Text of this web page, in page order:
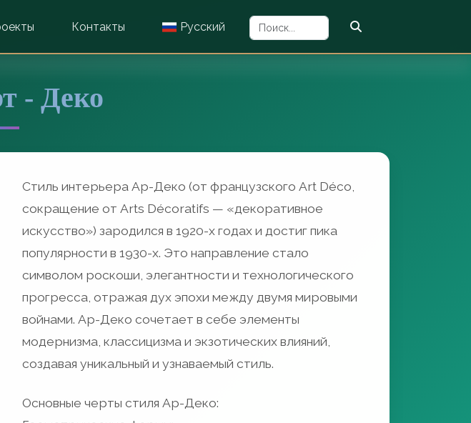
Контакты Русский
- Деко
Стиль интерьера Ар-Деко (от французского Art Déco,
сокращение от Arts Décoratifs — «декоративное
искусство») зародился в 1920-х годах и достиг пика
популярности в 1930-х. Это направление стало
символом роскоши, элегантности и технологического
прогресса, отражая дух эпохи между двумя мировыми
войнами. Ар-Деко сочетает в себе элементы
модернизма, классицизма и экзотических влияний,
создавая уникальный и узнаваемый стиль.
Основные черты стиля Ар-Деко: